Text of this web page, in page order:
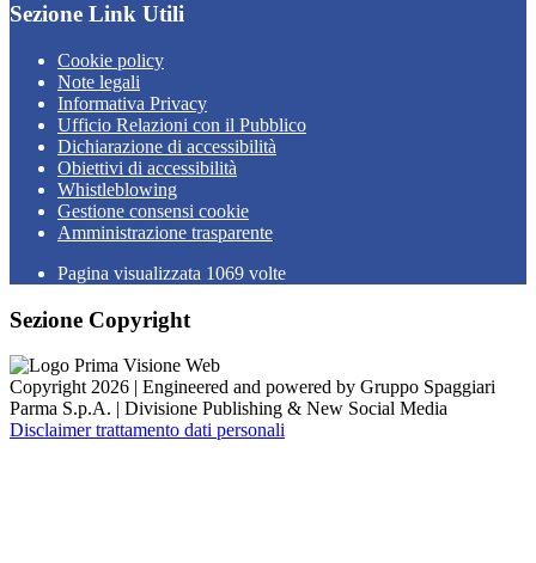
Sezione Link Utili
Cookie policy
Note legali
Informativa Privacy
Ufficio Relazioni con il Pubblico
Dichiarazione di accessibilità
Obiettivi di accessibilità
Whistleblowing
Gestione consensi cookie
Amministrazione trasparente
Pagina visualizzata 1069 volte
Sezione Copyright
Copyright 2026 | Engineered and powered by Gruppo Spaggiari
Parma S.p.A. | Divisione Publishing & New Social Media
Disclaimer trattamento dati personali